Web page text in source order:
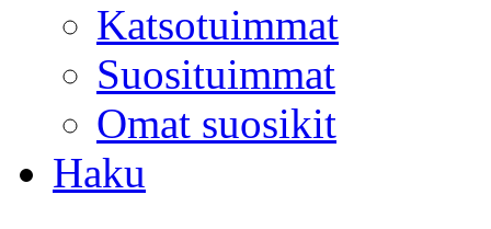
Katsotuimmat
Suosituimmat
Omat suosikit
Haku